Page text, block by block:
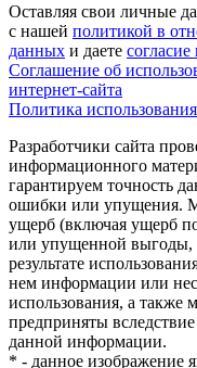
Оставляя свои личные
с нашей политикой в
данных и даете
Соглашение об
интернет-сайта
Политика
Разработчики сайта
информационного
гарантируем точность
ошибки или упущения.
ущерб (включая ущерб
или упущенной выгоды,
результате
нем информации или
использования, а также
предприняты
данной информации.
* - данное изображение